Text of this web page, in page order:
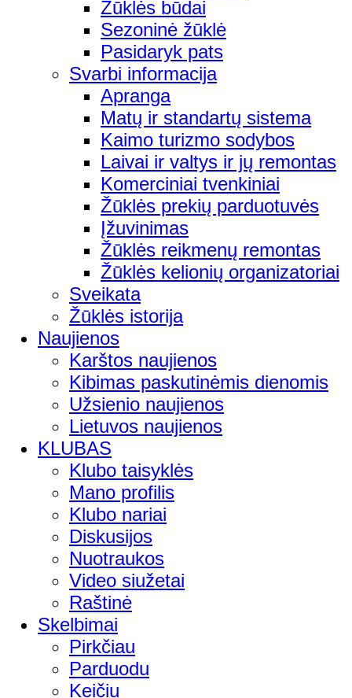
Žūklės būdai
Sezoninė žūklė
Pasidaryk pats
Svarbi informacija
Apranga
Matų ir standartų sistema
Kaimo turizmo sodybos
Laivai ir valtys ir jų remontas
Komerciniai tvenkiniai
Žūklės prekių parduotuvės
Įžuvinimas
Žūklės reikmenų remontas
Žūklės kelionių organizatoriai
Sveikata
Žūklės istorija
Naujienos
Karštos naujienos
Kibimas paskutinėmis dienomis
Užsienio naujienos
Lietuvos naujienos
KLUBAS
Klubo taisyklės
Mano profilis
Klubo nariai
Diskusijos
Nuotraukos
Video siužetai
Raštinė
Skelbimai
Pirkčiau
Parduodu
Keičiu